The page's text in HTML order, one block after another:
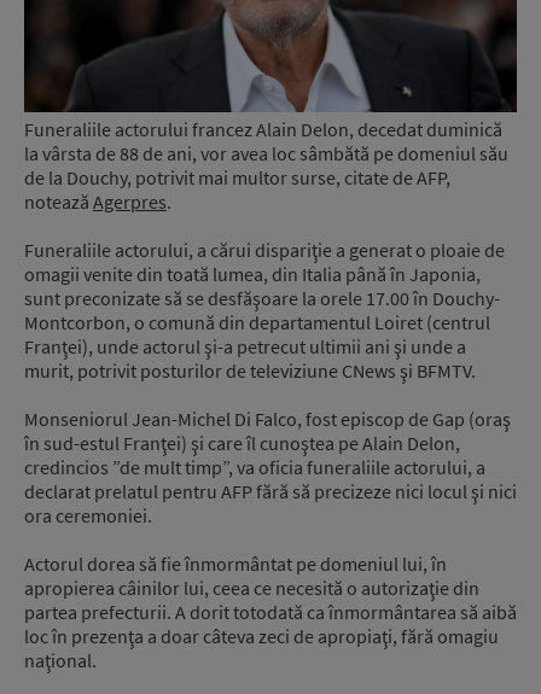
Funeraliile actorului francez Alain Delon, decedat duminică
la vârsta de 88 de ani, vor avea loc sâmbătă pe domeniul său
de la Douchy, potrivit mai multor surse, citate de AFP,
notează Agerpres.
Funeraliile actorului, a cărui dispariţie a generat o ploaie de
omagii venite din toată lumea, din Italia până în Japonia,
sunt preconizate să se desfăşoare la orele 17.00 în Douchy-
Montcorbon, o comună din departamentul Loiret (centrul
Franţei), unde actorul şi-a petrecut ultimii ani şi unde a
murit, potrivit posturilor de televiziune CNews şi BFMTV.
Monseniorul Jean-Michel Di Falco, fost episcop de Gap (oraş
în sud-estul Franţei) şi care îl cunoştea pe Alain Delon,
credincios ”de mult timp”, va oficia funeraliile actorului, a
declarat prelatul pentru AFP fără să precizeze nici locul şi nici
ora ceremoniei.
Actorul dorea să fie înmormântat pe domeniul lui, în
apropierea câinilor lui, ceea ce necesită o autorizaţie din
partea prefecturii. A dorit totodată ca înmormântarea să aibă
loc în prezenţa a doar câteva zeci de apropiaţi, fără omagiu
naţional.